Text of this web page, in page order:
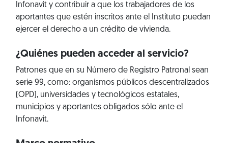
Infonavit y contribuir a que los trabajadores de los
aportantes que estén inscritos ante el Instituto puedan
ejercer el derecho a un crédito de vivienda.
¿Quiénes pueden acceder al servicio?
Patrones que en su Número de Registro Patronal sean
serie 99, como: organismos públicos descentralizados
(OPD), universidades y tecnológicos estatales,
municipios y aportantes obligados sólo ante el
Infonavit.